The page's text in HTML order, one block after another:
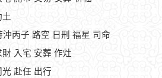
丙子 路空 日刑 福星 司命
入宅 安葬 作灶
赴任 出行